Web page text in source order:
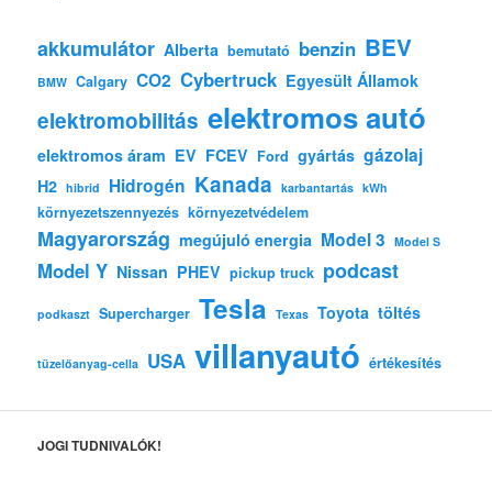
akkumulátor Alberta bemutató benzin BEV
BMW Calgary CO2 Cybertruck Egyesült Államok
elektromobilitás elektromos autó
elektromos áram EV FCEV Ford gyártás gázolaj
H2 hibrid Hidrogén Kanada karbantartás kWh
környezetszennyezés környezetvédelem
Magyarország megújuló energia Model 3 Model S
Model Y Nissan PHEV pickup truck podcast
podkaszt Supercharger Tesla Texas Toyota töltés
tüzelőanyag-cella USA villanyautó értékesítés
JOGI TUDNIVALÓK!